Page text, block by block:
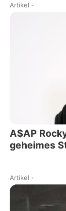
Artikel -
A$AP
geheimes
Artikel -